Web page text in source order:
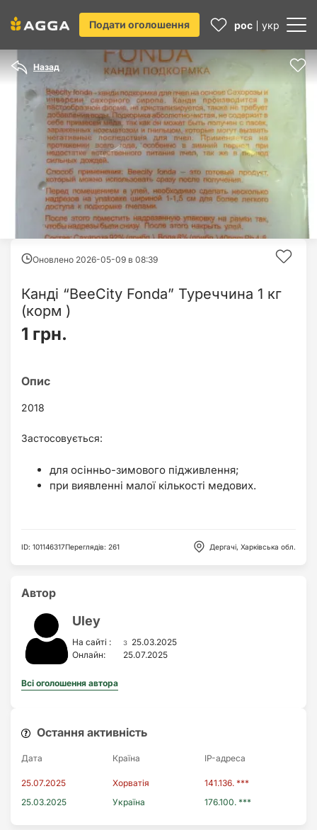
Подати оголошення рос укр
Назад
Оновлено 2026-05-09 в 08:39
Канді “BeeCity Fonda” Туреччина 1 кг
(корм )
1 грн.
2018
Застосовується:
для осінньо-зимового підживлення;
при виявленні малої кількості медових.
ID: 101146317Переглядів: 261 Дергачі, Харківська обл.
Автор
Uley
На сайті : з 25.03.2025
Онлайн:
25.07.2025
Всі оголошення автора
Остання активність
Дата Країна IP-адреса
25.07.2025 Хорватія
141.136. ***
25.03.2025
Україна 176.100. ***